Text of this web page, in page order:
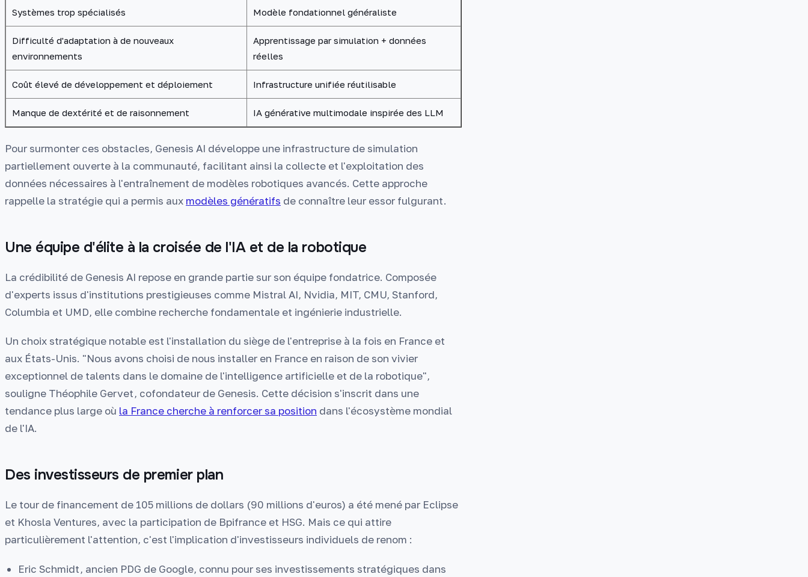
Systèmes trop spécialisés Modèle fondationnel généraliste
Difficulté d'adaptation à de nouveaux
environnements
Apprentissage par simulation + données
réelles
Coût élevé de développement et déploiement Infrastructure unifiée réutilisable
Manque de dextérité et de raisonnement IA générative multimodale inspirée des LLM
Pour surmonter ces obstacles, Genesis AI développe une infrastructure de simulation
partiellement ouverte à la communauté, facilitant ainsi la collecte et l'exploitation des
données nécessaires à l'entraînement de modèles robotiques avancés. Cette approche
rappelle la stratégie qui a permis aux modèles génératifs de connaître leur essor fulgurant.
Une équipe d'élite à la croisée de l'IA et de la robotique
La crédibilité de Genesis AI repose en grande partie sur son équipe fondatrice. Composée
d'experts issus d'institutions prestigieuses comme Mistral AI, Nvidia, MIT, CMU, Stanford,
Columbia et UMD, elle combine recherche fondamentale et ingénierie industrielle.
Un choix stratégique notable est l'installation du siège de l'entreprise à la fois en France et
aux États-Unis. "Nous avons choisi de nous installer en France en raison de son vivier
exceptionnel de talents dans le domaine de l'intelligence artificielle et de la robotique",
souligne Théophile Gervet, cofondateur de Genesis. Cette décision s'inscrit dans une
tendance plus large où la France cherche à renforcer sa position dans l'écosystème mondial
de l'IA.
Des investisseurs de premier plan
Le tour de financement de 105 millions de dollars (90 millions d'euros) a été mené par Eclipse
et Khosla Ventures, avec la participation de Bpifrance et HSG. Mais ce qui attire
particulièrement l'attention, c'est l'implication d'investisseurs individuels de renom :
Eric Schmidt, ancien PDG de Google, connu pour ses investissements stratégiques dans